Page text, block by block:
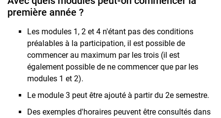
première année ?
Les modules 1, 2 et 4 n'étant pas des conditions
préalables à la participation, il est possible de
commencer au maximum par les trois (il est
également possible de ne commencer que par les
modules 1 et 2).
Le module 3 peut être ajouté à partir du 2e semestre.
Des exemples d'horaires peuvent être consultés dans